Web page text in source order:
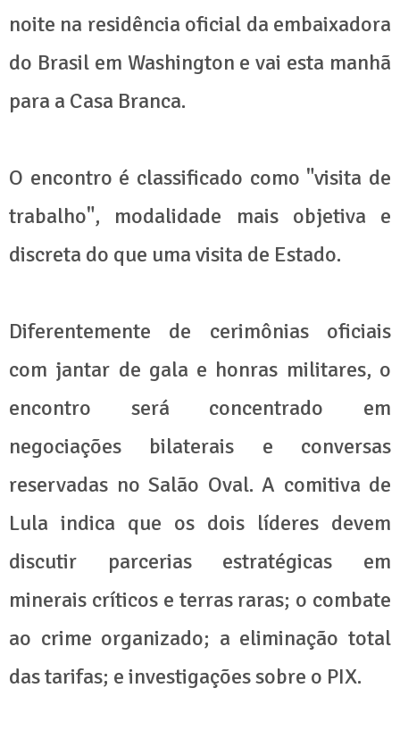
noite na residência oficial da embaixadora
do Brasil em Washington e vai esta manhã
para a Casa Branca.
O encontro é classificado como "visita de
trabalho", modalidade mais objetiva e
discreta do que uma visita de Estado.
Diferentemente de cerimônias oficiais
com jantar de gala e honras militares, o
encontro será concentrado em
negociações bilaterais e conversas
reservadas no Salão Oval. A comitiva de
Lula indica que os dois líderes devem
discutir parcerias estratégicas em
minerais críticos e terras raras; o combate
ao crime organizado; a eliminação total
das tarifas; e investigações sobre o PIX.